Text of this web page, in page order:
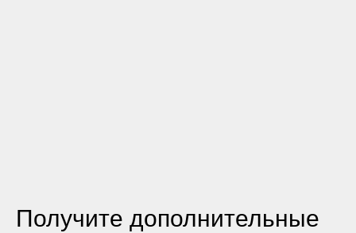
Получите дополнительные